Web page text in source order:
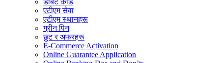
डेबिट कार्ड
एटीएम सेवा
एटीएम स्थानहरू
ग्रीन पिन
छुट र अफरहरू
E-Commerce Activation
Online Guarantee Application